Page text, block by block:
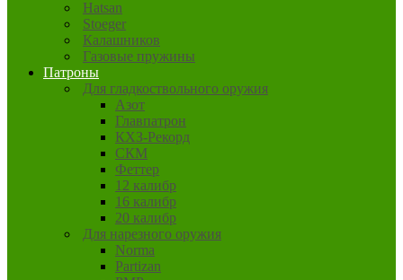
Hatsan
Stoeger
Калашников
Газовые пружины
Патроны
Для гладкоствольного оружия
Азот
Главпатрон
КХЗ-Рекорд
СКМ
Феттер
12 калибр
16 калибр
20 калибр
Для нарезного оружия
Norma
Partizan